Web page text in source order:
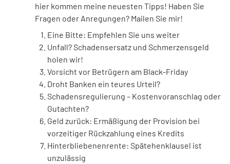
hier kommen meine neuesten Tipps! Haben Sie
Fragen oder Anregungen? Mailen Sie mir!
Eine Bitte: Empfehlen Sie uns weiter
Unfall? Schadensersatz und Schmerzensgeld
holen wir!
Vorsicht vor Betrügern am Black-Friday
Droht Banken ein teures Urteil?
Schadensregulierung – Kostenvoranschlag oder
Gutachten?
Geld zurück: Ermäßigung der Provision bei
vorzeitiger Rückzahlung eines Kredits
Hinterbliebenenrente: Spätehenklausel ist
unzulässig